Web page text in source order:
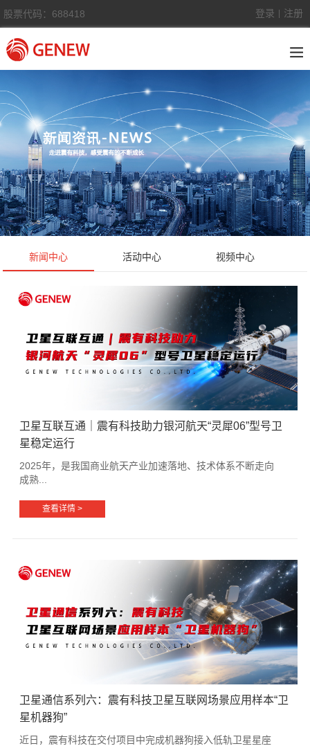
股票代码：688418 登录 注册
新闻中心 活动中心 视频中心
卫星互联互通｜震有科技助力银河航天“灵犀06”型号卫
星稳定运行
2025年，是我国商业航天产业加速落地、技术体系不断走向
成熟...
查看详情 >
卫星通信系列六：震有科技卫星互联网场景应用样本“卫
星机器狗”
近日，震有科技在交付项目中完成机器狗接入低轨卫星星座